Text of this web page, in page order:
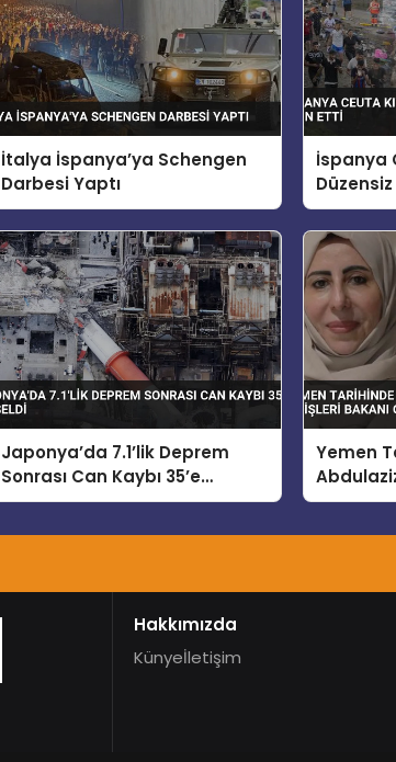
İtalya İspanya’ya Schengen
Darbesi Yaptı
İspanya
Japonya’da 7.1’lik Deprem
Sonrası Can Kaybı 35’e
Yükseldi
Yemen
Bakanı
Hakkımızda
Künyeİletişim